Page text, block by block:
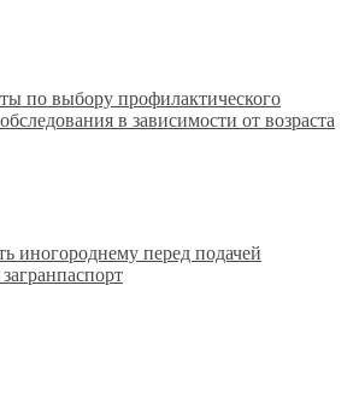
по выбору профилактического
в зависимости от возраста
иногороднему перед подачей